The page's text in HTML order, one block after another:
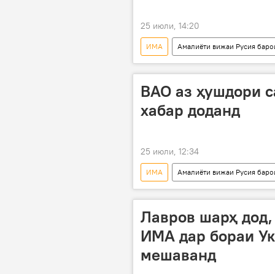
25 июли, 14:20
ИМА Амалиёти вижаи Русия
Сиёсат
Украина
ВАО аз ҳушдори
хабар доданд
25 июли, 12:34
ИМА Амалиёти вижаи Русия
Иқтисод
Лавров шарҳ
ИМА дар бораи
мешаванд